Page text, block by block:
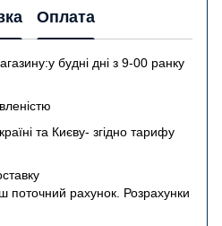
Оплата
будні дні з 9-00 ранку
та Києву- згідно тарифу
поточний рахунок. Розрахунки